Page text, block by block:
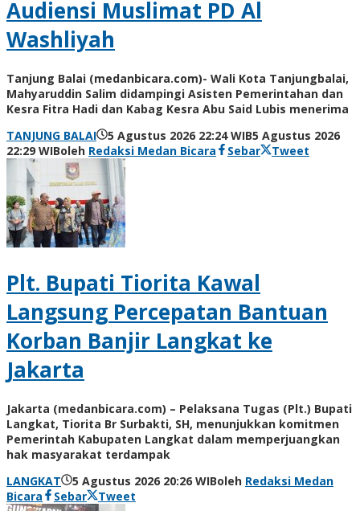
Audiensi Muslimat PD Al
Washliyah
Tanjung Balai (medanbicara.com)- Wali Kota Tanjungbalai,
Mahyaruddin Salim didampingi Asisten Pemerintahan dan
Kesra Fitra Hadi dan Kabag Kesra Abu Said Lubis menerima
TANJUNG BALAI
5 Agustus 2026 22:24 WIB5 Agustus 2026
22:29 WIBoleh Redaksi Medan Bicara Sebar Tweet
Plt. Bupati Tiorita Kawal
Langsung Percepatan Bantuan
Korban Banjir Langkat ke
Jakarta
Jakarta (medanbicara.com) – Pelaksana Tugas (Plt.) Bupati
Langkat, Tiorita Br Surbakti, SH, menunjukkan komitmen
Pemerintah Kabupaten Langkat dalam memperjuangkan
hak masyarakat terdampak
LANGKAT
5 Agustus 2026 20:26 WIBoleh Redaksi Medan
Bicara
Sebar Tweet